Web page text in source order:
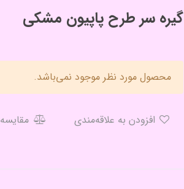
گیره سر طرح پاپیون مشکی
محصول مورد نظر موجود نمی‌باشد.
مقایسه